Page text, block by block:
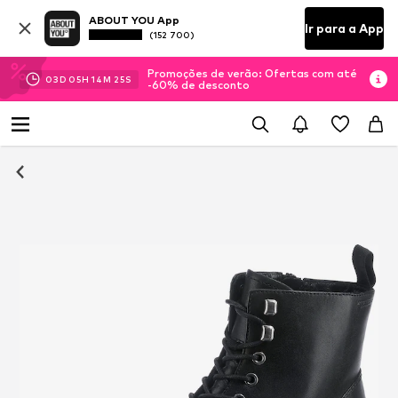
ABOUT YOU App
(152 700) Ir para a App
03D 05H 14M 25S
Promoções de verão: Ofertas com até
-60% de desconto